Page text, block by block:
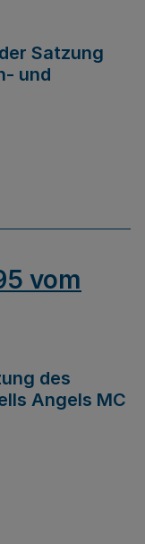
Satzung
und
vom
des
Angels MC